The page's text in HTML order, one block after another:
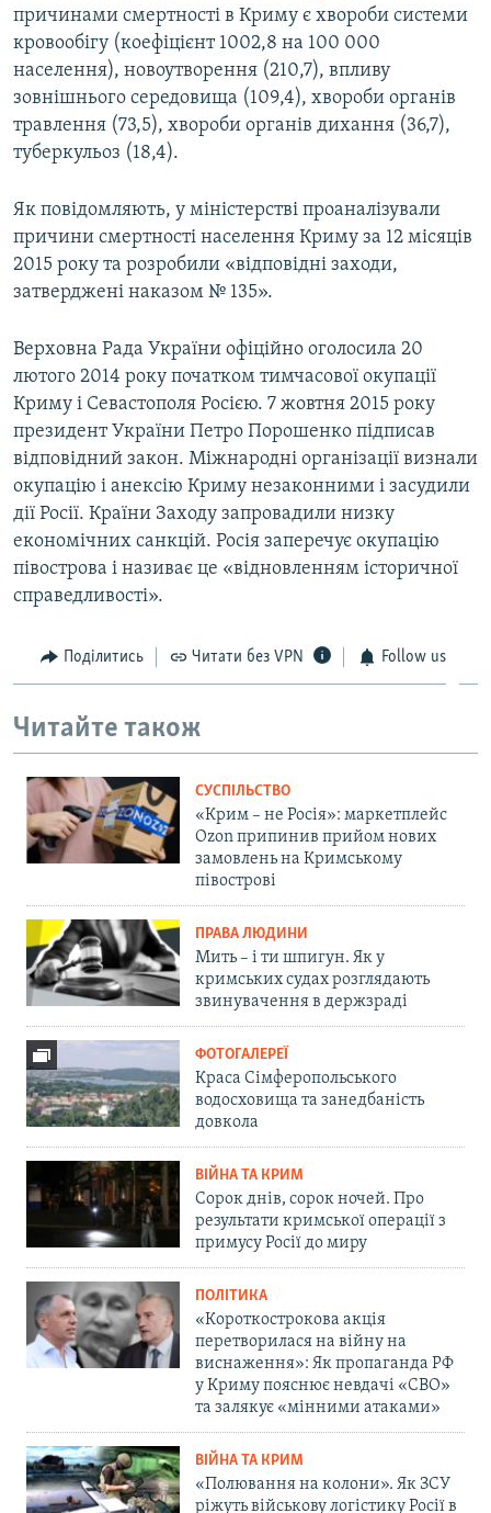
причинами смертності в Криму є хвороби системи
кровообігу (коефіцієнт 1002,8 на 100 000
населення), новоутворення (210,7), впливу
зовнішнього середовища (109,4), хвороби органів
травлення (73,5), хвороби органів дихання (36,7),
туберкульоз (18,4).
Як повідомляють, у міністерстві проаналізували
причини смертності населення Криму за 12 місяців
2015 року та розробили «відповідні заходи,
затверджені наказом № 135».
Верховна Рада України офіційно оголосила 20
лютого 2014 року початком тимчасової окупації
Криму і Севастополя Росією. 7 жовтня 2015 року
президент України Петро Порошенко підписав
відповідний закон. Міжнародні організації визнали
окупацію і анексію Криму незаконними і засудили
дії Росії. Країни Заходу запровадили низку
економічних санкцій. Росія заперечує окупацію
півострова і називає це «відновленням історичної
справедливості».
Поділитись Читати без VPN Follow us
Читайте також
СУСПІЛЬСТВО
«Крим – не Росія»: маркетплейс
Ozon припинив прийом нових
замовлень на Кримському
півострові
ПРАВА ЛЮДИНИ
Мить – і ти шпигун. Як у
кримських судах розглядають
звинувачення в держзраді
ФОТОГАЛЕРЕЇ
Краса Сімферопольського
водосховища та занедбаність
довкола
ВІЙНА ТА КРИМ
Сорок днів, сорок ночей. Про
результати кримської операції з
примусу Росії до миру
ПОЛІТИКА
«Короткострокова акція
перетворилася на війну на
виснаження»: Як пропаганда РФ
у Криму пояснює невдачі «СВО»
та залякує «мінними атаками»
ВІЙНА ТА КРИМ
«Полювання на колони». Як ЗСУ
ріжуть військову логістику Росії в